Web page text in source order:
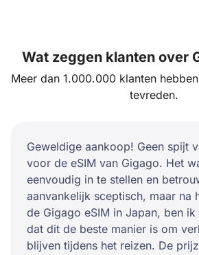
Wat zeggen klanten over
Meer dan 1.000.000 klanten
tevreden.
Geweldige aankoop! Geen spijt
voor de eSIM van Gigago. Het
eenvoudig in te stellen en
aanvankelijk sceptisch, maar na
de Gigago eSIM in Japan, ben
dat dit de beste manier is om
blijven tijdens het reizen. De